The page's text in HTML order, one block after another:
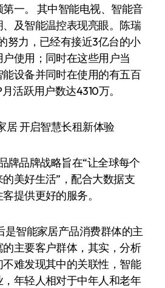
一。 其中智能电视、智能音
及智能温控表现亮眼。陈瑞
努力，已经有接近3亿台的小
使用；同时在这些用户当
设备并同时在使用的有五百
活跃用户数达4310万。
牌品牌战略旨在“让全球每个
美好生活”，配合大数据支
提供更好的服务。
智能家居产品消费群体的主
主要客户群体，其实，分析
难发现其中的关联性，智能
年轻人相对于中年人和老年